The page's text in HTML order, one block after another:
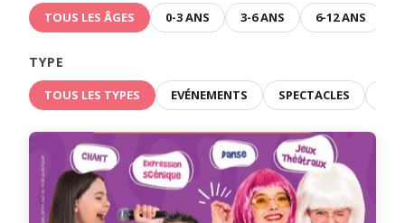
TOUS LES ÂGES 0-3 ANS 3-6 ANS 6-12 ANS
TYPE
TOUS LES TYPES EVÉNEMENTS SPECTACLES